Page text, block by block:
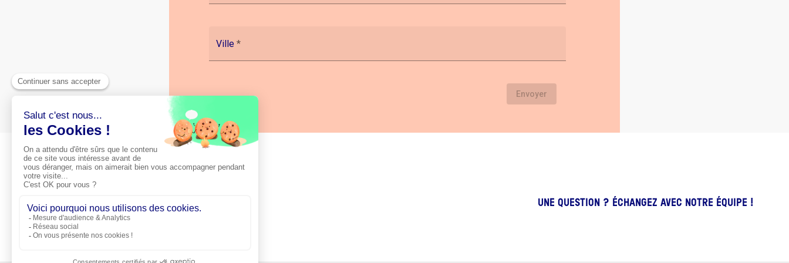
UNE QUESTION ? ÉCHANGEZ AVEC NOTRE ÉQUIPE !